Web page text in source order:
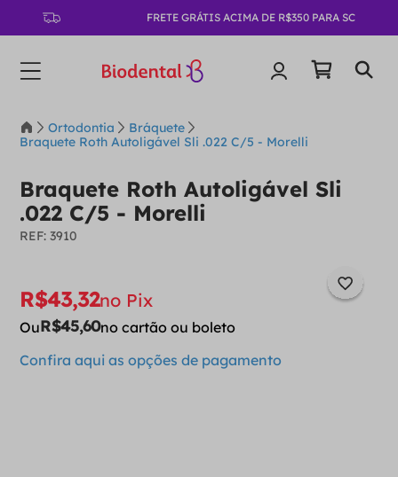
FRETE GRÁTIS ACIMA DE R$350 PARA SC
Ortodontia
Bráquete
Braquete Roth Autoligável Sli .022 C/5 - Morelli
Braquete Roth Autoligável Sli
.022 C/5 - Morelli
:3910
R$43,32no Pix
OuR$45,60no cartão ou boleto
Confira aqui as opções de pagamento